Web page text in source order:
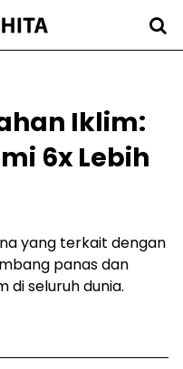
Iklim:
6x Lebih
yang terkait dengan
panas dan
di seluruh dunia.